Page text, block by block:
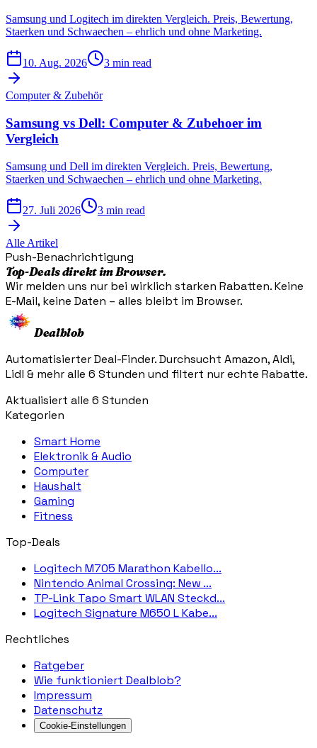
Samsung und Logitech im direkten Vergleich. Preis, Bewertung,
Staerken und Schwaechen – ehrlich und ohne Marketing.
10. Aug. 2026 3 min read
Computer & Zubehör
Samsung vs Dell: Computer & Zubehoer im
Vergleich
Samsung und Dell im direkten Vergleich. Preis, Bewertung,
Staerken und Schwaechen – ehrlich und ohne Marketing.
27. Juli 2026 3 min read
Alle Artikel
Push-Benachrichtigung
Top-Deals direkt im Browser.
Wir melden uns nur bei wirklich starken Rabatten. Keine
E-Mail, keine Daten – alles bleibt im Browser.
Dealblob
Automatisierter Deal-Finder. Durchsucht Amazon, Aldi,
Lidl & mehr alle 6 Stunden und filtert nur echte Rabatte.
Aktualisiert alle 6 Stunden
Kategorien
Smart Home
Elektronik & Audio
Computer
Haushalt
Gaming
Fitness
Top-Deals
Logitech M705 Marathon Kabello...
Nintendo Animal Crossing: New ...
TP-Link Tapo Smart WLAN Steckd...
Logitech Signature M650 L Kabe...
Rechtliches
Ratgeber
Wie funktioniert Dealblob?
Impressum
Datenschutz
Cookie-Einstellungen